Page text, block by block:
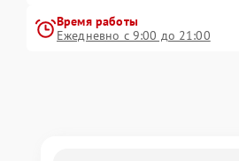
Время работы
Ежедневно с 9:00 до 21:00